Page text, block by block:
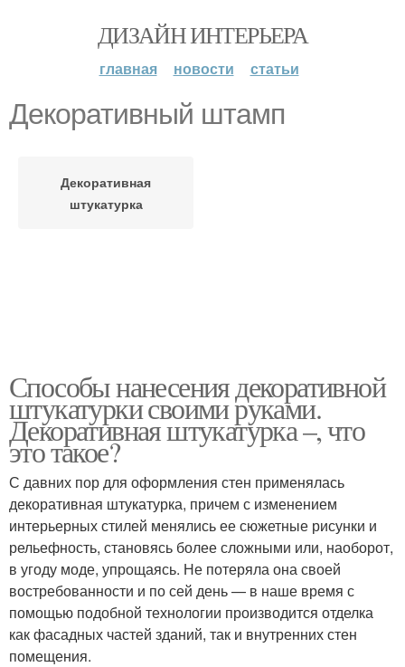
ДИЗАЙН ИНТЕРЬЕРА
главная новости статьи
Декоративный штамп
Декоративная
штукатурка
Способы нанесения декоративной
штукатурки своими руками.
Декоративная штукатурка –, что
это такое?
С давних пор для оформления стен применялась
декоративная штукатурка, причем с изменением
интерьерных стилей менялись ее сюжетные рисунки и
рельефность, становясь более сложными или, наоборот,
в угоду моде, упрощаясь. Не потеряла она своей
востребованности и по сей день — в наше время с
помощью подобной технологии производится отделка
как фасадных частей зданий, так и внутренних стен
помещения.